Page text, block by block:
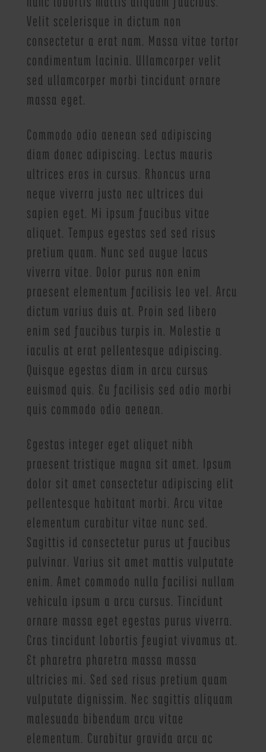
Velit scelerisque in dictum non
consectetur a erat nam. Massa vitae tortor
condimentum lacinia. Ullamcorper velit
sed ullamcorper morbi tincidunt ornare
massa eget.
Commodo odio aenean sed adipiscing
diam donec adipiscing. Lectus mauris
ultrices eros in cursus. Rhoncus urna
neque viverra justo nec ultrices dui
sapien eget. Mi ipsum faucibus vitae
aliquet. Tempus egestas sed sed risus
pretium quam. Nunc sed augue lacus
viverra vitae. Dolor purus non enim
praesent elementum facilisis leo vel. Arcu
dictum varius duis at. Proin sed libero
enim sed faucibus turpis in. Molestie a
iaculis at erat pellentesque adipiscing.
Quisque egestas diam in arcu cursus
euismod quis. Eu facilisis sed odio morbi
quis commodo odio aenean.
Egestas integer eget aliquet nibh
praesent tristique magna sit amet. Ipsum
dolor sit amet consectetur adipiscing elit
pellentesque habitant morbi. Arcu vitae
elementum curabitur vitae nunc sed.
Sagittis id consectetur purus ut faucibus
pulvinar. Varius sit amet mattis vulputate
enim. Amet commodo nulla facilisi nullam
vehicula ipsum a arcu cursus. Tincidunt
ornare massa eget egestas purus viverra.
Cras tincidunt lobortis feugiat vivamus at.
Et pharetra pharetra massa massa
ultricies mi. Sed sed risus pretium quam
vulputate dignissim. Nec sagittis aliquam
malesuada bibendum arcu vitae
elementum. Curabitur gravida arcu ac